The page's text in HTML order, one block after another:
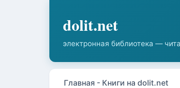
Главная - Книги на dolit.net